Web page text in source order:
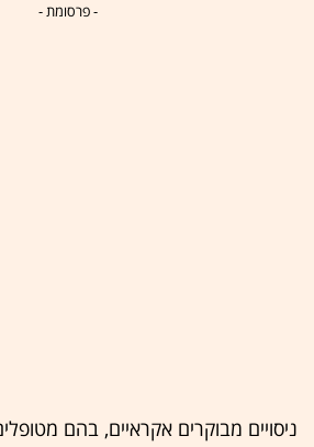
- פרסומת -
ניסויים מבוקרים אקראיים, בהם